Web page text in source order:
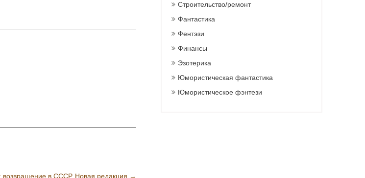
возвращение в СССР. Новая редакция →
Строительство/ремонт
Фантастика
Фентэзи
Финансы
Эзотерика
Юмористическая фантастика
Юмористическое фэнтези